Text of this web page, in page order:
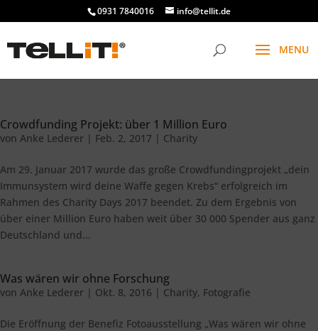
0931 7840016 info@tellit.de
Crowdfunding Projekt: über 1 Million Euro
von Anke Lederer | Feb. 2, 2017 | Charity
Am 29. Januar 2017 wurde das große Crowdfundingprojekt „dein
Immunsystem wird deine Waffe gegen Krebs“ erfolgreich im
Rahmen des Charity Days 2017 beendet. Zu dem Ergebnis von
über einer Million Euro haben weit über 30 000 Spender aus ganz
Deutschland und...
Was wären wir ohne Forschung
von Anke Lederer | Okt. 8, 2016 | Charity, Fotografie
Die Eröffnung der Benefiz Fotoausstellung „Was wären wir ohne